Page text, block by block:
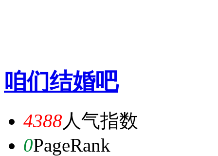
咱们结婚吧
4388人气指数
0PageRank